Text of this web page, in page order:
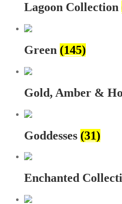
Lagoon Collection
Green (145)
Gold, Amber &
Goddesses (31)
Enchanted